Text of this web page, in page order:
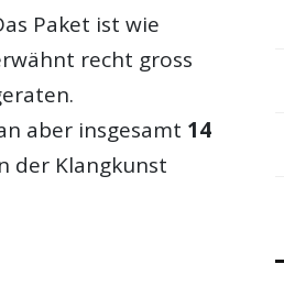
Paket ist wie
recht gross
aber insgesamt 14
der Klangkunst